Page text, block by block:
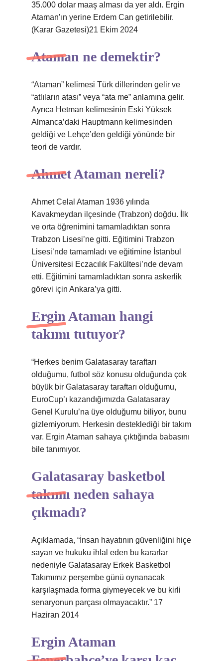
35.000 dolar maaş alması da yer aldı. Ergin
Ataman’ın yerine Erdem Can getirilebilir.
(Karar Gazetesi)21 Ekim 2024
Ataman ne demektir?
“Ataman” kelimesi Türk dillerinden gelir ve
“atlıların atası” veya “ata me” anlamına gelir.
Ayrıca Hetman kelimesinin Eski Yüksek
Almanca’daki Hauptmann kelimesinden
geldiği ve Lehçe’den geldiği yönünde bir
teori de vardır.
Ahmet Ataman nereli?
Ahmet Celal Ataman 1936 yılında
Kavakmeydan ilçesinde (Trabzon) doğdu. İlk
ve orta öğrenimini tamamladıktan sonra
Trabzon Lisesi’ne gitti. Eğitimini Trabzon
Lisesi’nde tamamladı ve eğitimine İstanbul
Üniversitesi Eczacılık Fakültesi’nde devam
etti. Eğitimini tamamladıktan sonra askerlik
görevi için Ankara’ya gitti.
Ergin Ataman hangi
takımı tutuyor?
“Herkes benim Galatasaray taraftarı
olduğumu, futbol söz konusu olduğunda çok
büyük bir Galatasaray taraftarı olduğumu,
EuroCup’ı kazandığımızda Galatasaray
Genel Kurulu’na üye olduğumu biliyor, bunu
gizlemiyorum. Herkesin desteklediği bir takım
var. Ergin Ataman sahaya çıktığında babasını
bile tanımıyor.
Galatasaray basketbol
takımı neden sahaya
çıkmadı?
Açıklamada, “İnsan hayatının güvenliğini hiçe
sayan ve hukuku ihlal eden bu kararlar
nedeniyle Galatasaray Erkek Basketbol
Takımımız perşembe günü oynanacak
karşılaşmada forma giymeyecek ve bu kirli
senaryonun parçası olmayacaktır.” 17
Haziran 2014
Ergin Ataman